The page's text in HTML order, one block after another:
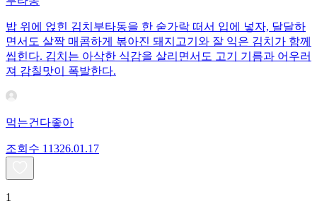
밥 위에 얹힌 김치부타동을 한 숟가락 떠서 입에 넣자, 달달하
면서도 살짝 매콤하게 볶아진 돼지고기와 잘 익은 김치가 함께
씹힌다. 김치는 아삭한 식감을 살리면서도 고기 기름과 어우러
져 감칠맛이 폭발한다.
먹는건다좋아
조회수 11326.01.17
1